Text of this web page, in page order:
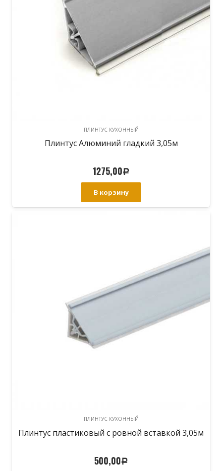
ПЛИНТУС КУХОННЫЙ
Плинтус Алюминий гладкий 3,05м
1275,00Р
В корзину
ПЛИНТУС КУХОННЫЙ
Плинтус пластиковый с ровной вставкой 3,05м
500,00Р